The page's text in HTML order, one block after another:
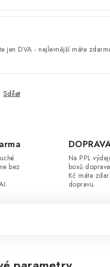
jen DVA - nejlevnější máte
Sdílet
bez
Na PPL
boxů
Kč máte
dopravu.